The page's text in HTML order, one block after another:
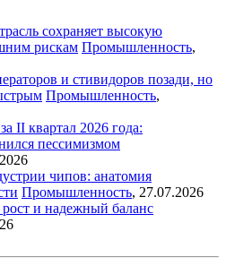
сохраняет высокую
рискам Промышленность,
и стивидоров позади, но
Промышленность,
II квартал 2026 года:
пессимизмом
чипов: анатомия
Промышленность, 27.07.2026
и надежный баланс